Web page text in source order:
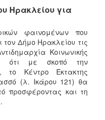
Ηρακλείου για
φαινομένων που
Δήμο Ηρακλείου τις
Κοινωνικής
ότι με σκοπό την
το Κέντρο Έκτακτης
(λ. Ικάρου 121) θα
προσφέροντας και τη